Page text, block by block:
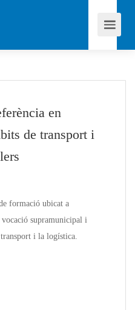
en
de transport i
formació ubicat a
supramunicipal i
i la logística.